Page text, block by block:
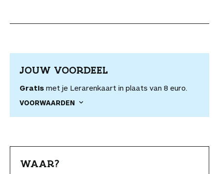
JOUW VOORDEEL
Gratis met je Lerarenkaart in plaats van 8 euro.
VOORWAARDEN
WAAR?